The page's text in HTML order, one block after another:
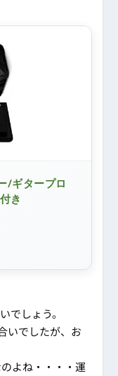
/ギタープロ
き
でしょう。
いでしたが、お
よね・・・・運